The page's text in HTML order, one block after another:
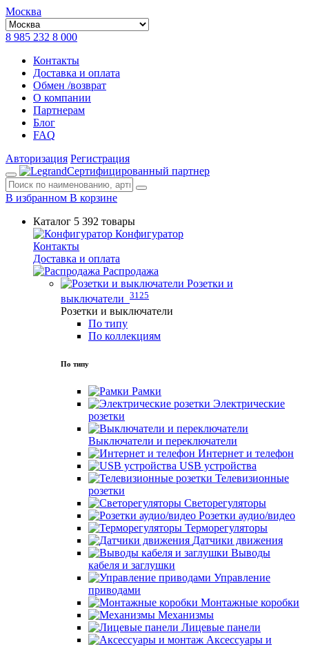
Москва
8 985 232 8 000
Контакты
Доставка и оплата
Обмен /возврат
О компании
Партнерам
Блог
FAQ
Авторизация Регистрация
Сертифицированный партнер
В избранном В корзине
Каталог 5 392 товары
Конфигуратор
Контакты
Доставка и оплата
Распродажа
Розетки и
выключатели 3125
Розетки и выключатели
По типу
По коллекциям
По типу
Рамки
Электрические
розетки
Выключатели и переключатели
Интернет и телефон
USB устройства
Телевизионные
розетки
Светорегуляторы
Розетки аудио/видео
Терморегуляторы
Датчики движения
Выводы
кабеля и заглушки
Управление
приводами
Монтажные коробки
Механизмы
Лицевые панели
Аксессуары и